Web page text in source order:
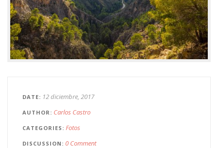
DATE 12 diciembre, 2017
AUTHOR Carlos Castro
CATEGORIES Fotos
DISCUSSION 0 Comment